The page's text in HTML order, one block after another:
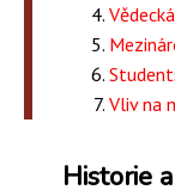
Vliv na
Historie